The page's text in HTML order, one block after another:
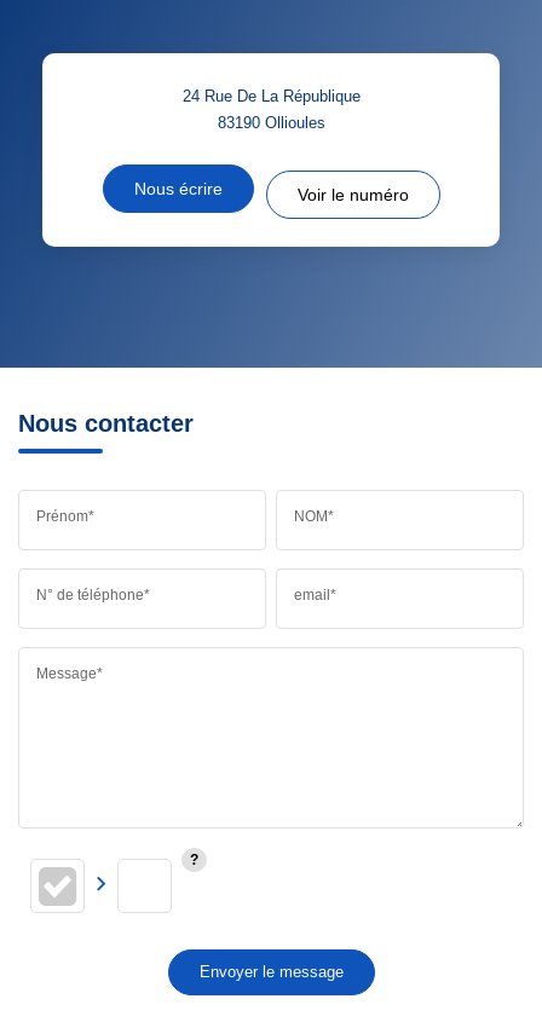
24 Rue De La République
83190 Ollioules
Nous écrire Voir le numéro
Nous contacter
Prénom* NOM*
N° de téléphone* email*
Message*
Envoyer le message